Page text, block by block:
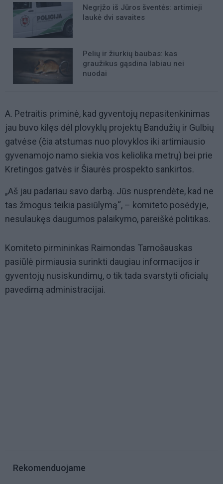
Negrįžo iš Jūros šventės: artimieji
laukė dvi savaites
Pelių ir žiurkių baubas: kas
graužikus gąsdina labiau nei
nuodai
A. Petraitis priminė, kad gyventojų nepasitenkinimas
jau buvo kilęs dėl plovyklų projektų Bandužių ir Gulbių
gatvėse (čia atstumas nuo plovyklos iki artimiausio
gyvenamojo namo siekia vos keliolika metrų) bei prie
Kretingos gatvės ir Šiaurės prospekto sankirtos.
„Aš jau padariau savo darbą. Jūs nusprendėte, kad ne
tas žmogus teikia pasiūlymą“, – komiteto posėdyje,
nesulaukęs daugumos palaikymo, pareiškė politikas.
Komiteto pirmininkas Raimondas Tamošauskas
pasiūlė pirmiausia surinkti daugiau informacijos ir
gyventojų nusiskundimų, o tik tada svarstyti oficialų
pavedimą administracijai.
Rekomenduojame